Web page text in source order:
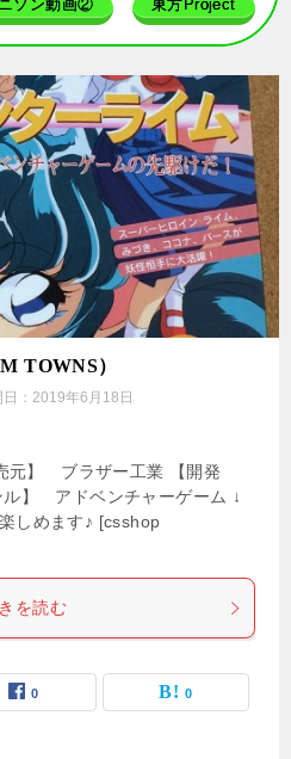
ソン動画② 東方Project
TOWNS）
： 2019年6月18日
元】 ブラザー工業 【開発
】 アドベンチャーゲーム ↓
しめます♪ [csshop
を読む
0 0